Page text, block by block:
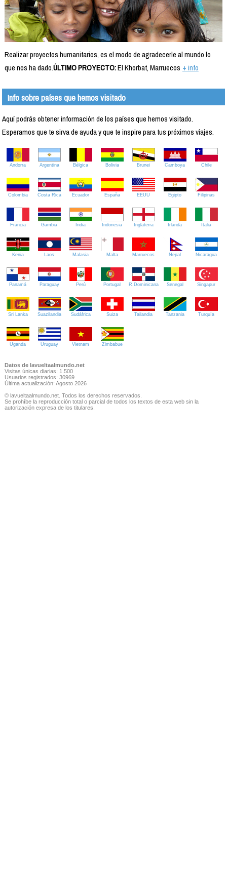
Realizar proyectos humanitarios, es el modo de agradecerle al mundo lo
que nos ha dado.ÚLTIMO PROYECTO:El Khorbat, Marruecos + info
Info sobre países que hemos visitado
Aquí podrás obtener información de los países que hemos visitado.
Esperamos que te sirva de ayuda y que te inspire para tus próximos viajes.
Andorra Argentina Bélgica Bolivia Brunei Camboya Chile
Colombia Costa Rica Ecuador España EEUU Egipto Filipinas
Francia Gambia India Indonesia Inglaterra Irlanda Italia
Kenia Laos Malasia Malta Marruecos Nepal Nicaragua
Panamá Paraguay Perú Portugal R.Dominicana Senegal Singapur
Sri Lanka Suazilandia Sudáfrica Suiza Tailandia Tanzania Turquía
Uganda Uruguay Vietnam Zimbabue
Datos de lavueltaalmundo.net
Visitas únicas diarias: 1.500
Usuarios registrados: 30969
Última actualización: Agosto 2026
© lavueltaalmundo.net. Todos los derechos reservados.
Se prohíbe la reproducción total o parcial de todos los textos de esta web sin la
autorización expresa de los titulares.